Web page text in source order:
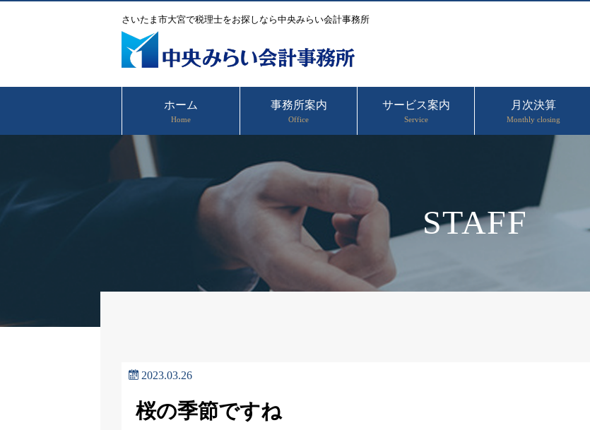
さいたま市大宮で税理士をお探しなら中央みらい会計事務所
ホーム
Home
事務所案内
Office
サービス案内
Service
月次決算
Monthly closing
STAFF
2023.03.26
桜の季節ですね